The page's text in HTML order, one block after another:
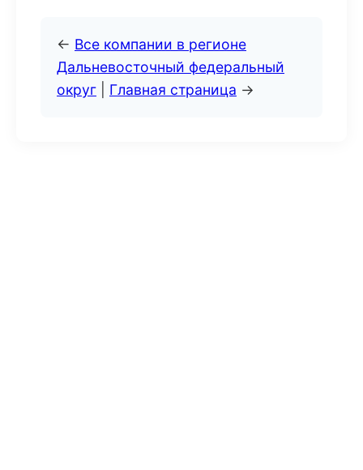
← Все компании в регионе
Дальневосточный федеральный
округ
Главная страница →